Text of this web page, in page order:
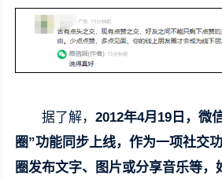
据了解，2012年4月19日，微
圈”功能同步上线，作为一项社交
圈发布文字、图片或分享音乐等，